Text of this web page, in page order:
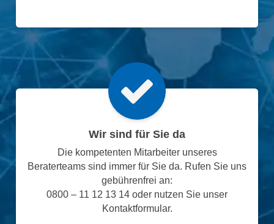
Wir sind für Sie da
Die kompetenten Mitarbeiter unseres
Beraterteams sind immer für Sie da. Rufen Sie uns
gebührenfrei an:
0800 – 11 12 13 14 oder nutzen Sie unser
Kontaktformular.